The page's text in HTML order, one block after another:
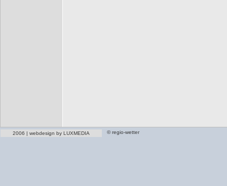
2006 | webdesign by LUXMEDIA © regio-wetter